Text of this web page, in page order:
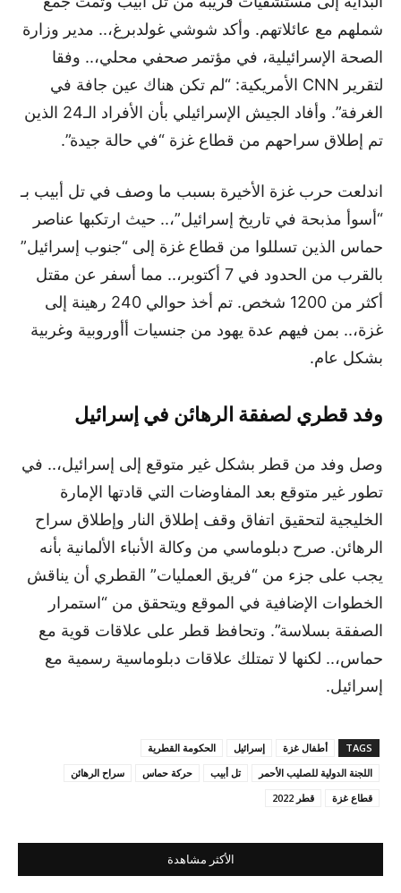
شملهم مع عائلاتهم. وأكد شوشي غولدبرغ،.. مدير وزارة
الصحة الإسرائيلية، في مؤتمر صحفي محلي،.. وفقا
لتقرير CNN الأمريكية: “لم تكن هناك عين جافة في
الغرفة”. وأفاد الجيش الإسرائيلي بأن الأفراد الـ24 الذين
تم إطلاق سراحهم من قطاع غزة “في حالة جيدة”.
اندلعت حرب غزة الأخيرة بسبب ما وصف في تل أبيب بـ
“أسوأ مذبحة في تاريخ إسرائيل”،.. حيث ارتكبها عناصر
حماس الذين تسللوا من قطاع غزة إلى “جنوب إسرائيل”
بالقرب من الحدود في 7 أكتوبر،.. مما أسفر عن مقتل
أكثر من 1200 شخص. تم أخذ حوالي 240 رهينة إلى
غزة،.. بمن فيهم عدة يهود من جنسيات أأوروبية وغربية
بشكل عام.
وفد قطري لصفقة الرهائن في إسرائيل
وصل وفد من قطر بشكل غير متوقع إلى إسرائيل،.. في
تطور غير متوقع بعد المفاوضات التي قادتها الإمارة
الخليجية لتحقيق اتفاق وقف إطلاق النار وإطلاق سراح
الرهائن. صرح دبلوماسي من وكالة الأنباء الألمانية بأنه
يجب على جزء من “فريق العمليات” القطري أن يناقش
الخطوات الإضافية في الموقع ويتحقق من “استمرار
الصفقة بسلاسة”. وتحافظ قطر على علاقات قوية مع
حماس،.. لكنها لا تمتلك علاقات دبلوماسية رسمية مع
إسرائيل.
TAGS أطفال غزة إسرائيل
الحكومة القطرية
اللجنة الدولية للصليب الأحمر
تل أبيب حركة حماس
سراح الرهائن
قطاع غزة
قطر 2022
الأكثر مشاهدة